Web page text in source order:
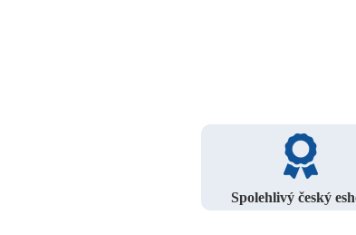
Spolehlivý český